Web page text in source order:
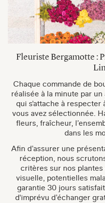
Fleuriste Bergamotte :
Chaque commande de
réalisée à la minute par
qui s'attache à respecter
vous avez sélectionnée.
fleurs, fraîcheur,
dans les
Afin d’assurer une
réception, nous
critères sur nos
visuelle, potentielles
garantie 30 jours
d'imprévu d’échanger